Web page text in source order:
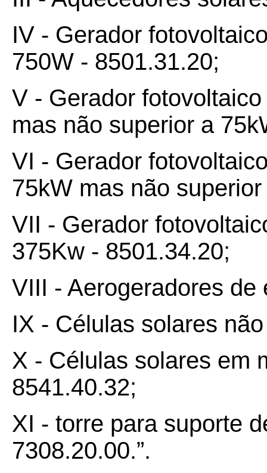
IV - Gerador
750W - 8501.31.20;
V - Gerador
mas não superior a
VI - Gerador
75kW mas não
VII - Gerador
375Kw - 8501.34.20;
VIII - Aerogeradores
IX - Células solares
X - Células solares em
8541.40.32;
XI - torre para suporte
7308.20.00.”.